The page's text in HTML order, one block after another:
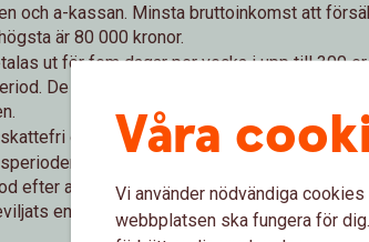
och a-kassan. Minsta bruttoinkomst att
är 80 000 kronor.
ut för fem dagar per vecka i upp till 300
De första två dagarna är karenstid och ger
och betalas ut en gång i månaden i
slut, kan du återkvalificera dig för en
efter att du haft inkomst av arbete i minst 12
en ny a-kasseperiod på 300 dagar.
Våra
Vi använder nödvändiga
webbplatsen ska fungera för